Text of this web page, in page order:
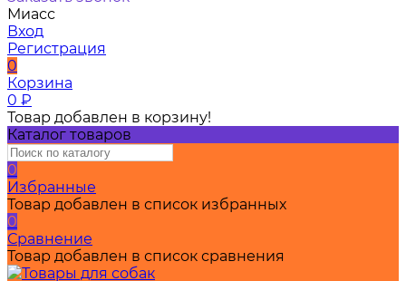
Миасс
Вход
Регистрация
0
Корзина
0 ₽
Товар добавлен в корзину!
Каталог товаров
0
Избранные
Товар добавлен в список избранных
0
Сравнение
Товар добавлен в список сравнения